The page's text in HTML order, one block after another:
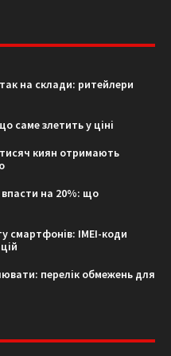
на склади: ритейлери
саме злетить у ціні
киян отримають
впасти на 20%: що
смартфонів: IMEI-коди
перелік обмежень для